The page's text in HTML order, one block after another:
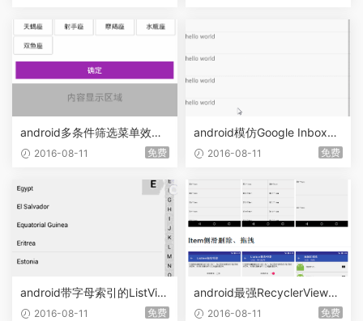
android多条件筛选菜单效果
源码2016-08-11 免费
android模仿Google Inbox邮
箱的上下拉返回效果
2016-08-11 免费
android带字母索引的ListVie
w 2016-08-11 免费
android最强RecyclerView效
果源码
2016-08-11 免费